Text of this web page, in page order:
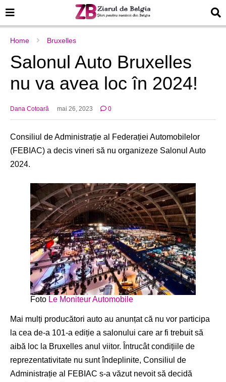
Home Bruxelles
Salonul Auto Bruxelles
nu va avea loc în 2024!
Dana Cotoară mai 26, 2023 0
Consiliul de Administrație al Federației Automobilelor
(FEBIAC) a decis vineri să nu organizeze Salonul Auto
2024.
Foto Le Moniteur Automobile
Mai mulți producători auto au anunțat că nu vor participa
la cea de-a 101-a ediție a salonului care ar fi trebuit să
aibă loc la Bruxelles anul viitor. Întrucât condițiile de
reprezentativitate nu sunt îndeplinite, Consiliul de
Administrație al FEBIAC s-a văzut nevoit să decidă